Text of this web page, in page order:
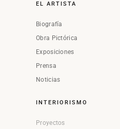
EL ARTISTA
Biografía
Obra Pictórica
Exposiciones
Prensa
Noticias
INTERIORISMO
Proyectos